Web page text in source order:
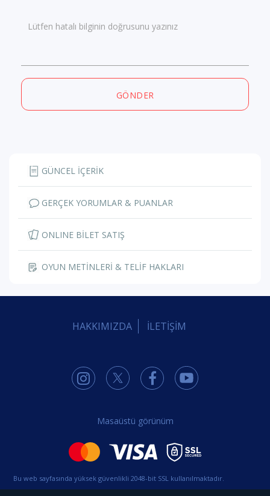
Lütfen hatalı bilginin doğrusunu yazınız
GÖNDER
GÜNCEL İÇERİK
GERÇEK YORUMLAR & PUANLAR
ONLINE BİLET SATIŞ
OYUN METİNLERİ & TELİF HAKLARI
HAKKIMIZDA İLETİŞİM
Masaüstü görünüm
Bu web sayfasında yüksek güvenlikli 2048-bit SSL kullanılmaktadır.